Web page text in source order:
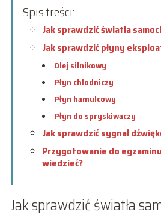
Spis treści:
Jak sprawdzić światła
Jak sprawdzić płyny
Olej silnikowy
Płyn chłodniczy
Płyn hamulcowy
Płyn do spryskiwaczy
Jak sprawdzić sygnał
Przygotowanie do
wiedzieć?
Jak sprawdzić światła